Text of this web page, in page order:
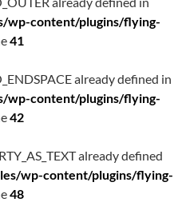
wp-content/plugins/flying-
41
already defined in
wp-content/plugins/flying-
42
already defined
wp-content/plugins/flying-
48